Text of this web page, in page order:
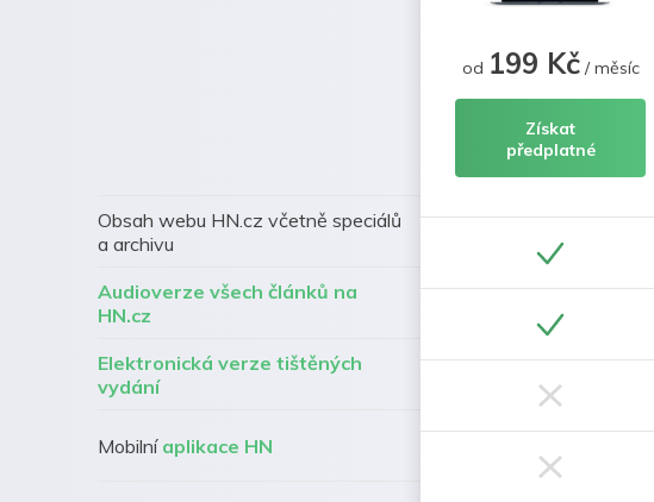
Obsah webu HN.cz včetně speciálů
a archivu
Audioverze všech článků na
HN.cz
Elektronická verze tištěných
vydání
Mobilní aplikace HN
od 199 Kč/ měsíc
Získat
předplatné